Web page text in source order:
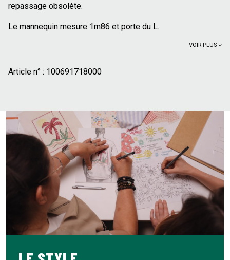
repassage obsolète.
Le mannequin mesure 1m86 et porte du L.
VOIR PLUS
Article n° : 100691718000